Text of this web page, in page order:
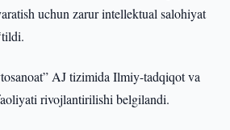
uchun zarur intellektual salohiyat
AJ tizimida Ilmiy-tadqiqot va
rivojlantirilishi belgilandi.